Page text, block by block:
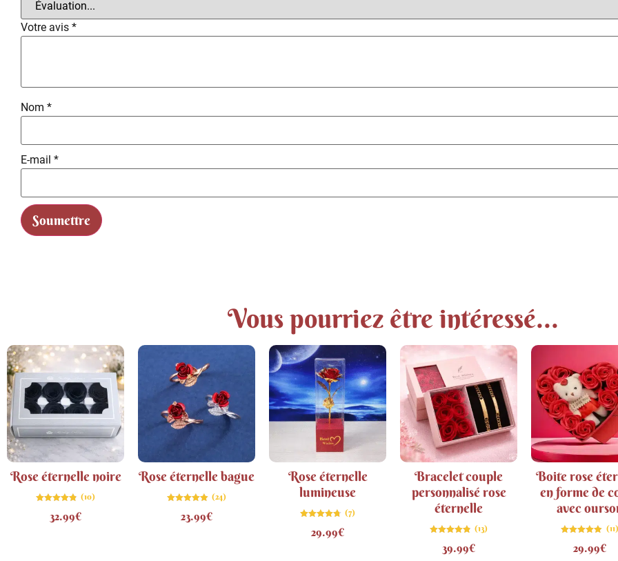
Votre avis *
Nom *
E-mail *
Vous pourriez être intéressé...
Rose éternelle noire
4.80
sur 5
(10)
32.99€
Rose éternelle bague
4.88
sur 5
(24)
23.99€
Rose éternelle
lumineuse
4.71
sur 5
(7)
29.99€
Bracelet couple
personnalisé rose
éternelle
4.85
sur 5
(13)
39.99€
Boite rose
en forme de
avec
4.82
sur 5
(11)
29.99€